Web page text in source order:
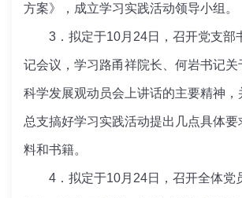
方案》，成立学习实践活动领导小组。
3．拟定于10月24日，召开党支部
记会议，学习路甬祥院长、何岩书记关
科学发展观动员会上讲话的主要精神，
总支搞好学习实践活动提出几点具体要
料和书籍。
4．拟定于10月24日，召开全体党